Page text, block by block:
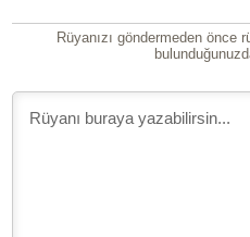
Rüyanızı göndermeden önce